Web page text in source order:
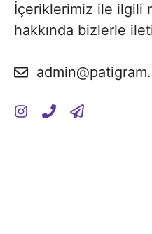
İçeriklerimiz ile ilgili
hakkında bizlerle